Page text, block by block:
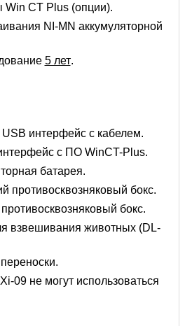
Win CT Plus (опции).
NI-MN аккумуляторной
5 лет.
интерфейс с кабелем.
с ПО WinCT-Plus.
батарея.
противосквозняковый бокс.
бокс.
взвешивания животных (DL-
09 не могут использоваться